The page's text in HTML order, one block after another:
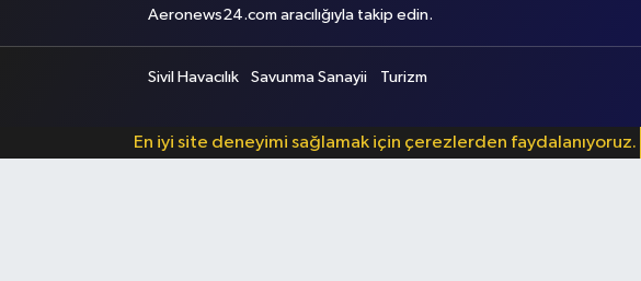
Aeronews24.com aracılığıyla takip edin.
Sivil Havacılık Savunma Sanayii Turizm
En iyi site deneyimi sağlamak için çerezlerden faydalanıyoruz.